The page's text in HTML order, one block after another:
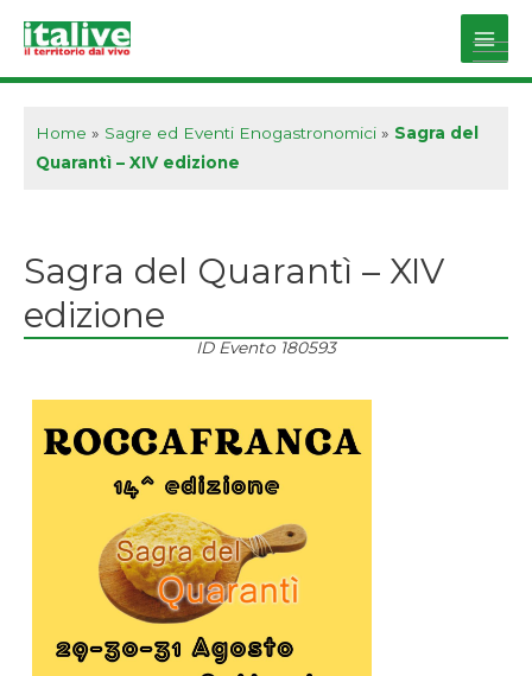
Main
Home » Sagre ed Eventi Enogastronomici » Sagra del
Quarantì – XIV edizione
Sagra del Quarantì – XIV
edizione
ID Evento 180593